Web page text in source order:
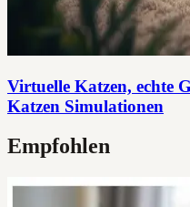
Virtuelle Katzen, echte
Katzen Simulationen
Empfohlen